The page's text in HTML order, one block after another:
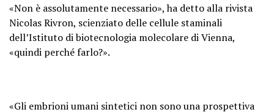
«Non è assolutamente necessario», ha detto alla rivista
Nicolas Rivron, scienziato delle cellule staminali
dell’Istituto di biotecnologia molecolare di Vienna,
«quindi perché farlo?».
«Gli embrioni umani sintetici non sono una prospettiva